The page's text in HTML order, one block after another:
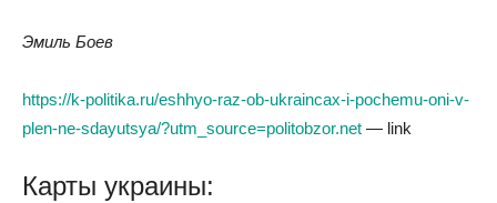
Эмиль Боев
https://k-politika.ru/eshhyo-raz-ob-ukraincax-i-pochemu-oni-v-
plen-ne-sdayutsya/?utm_source=politobzor.net — link
Карты украины: